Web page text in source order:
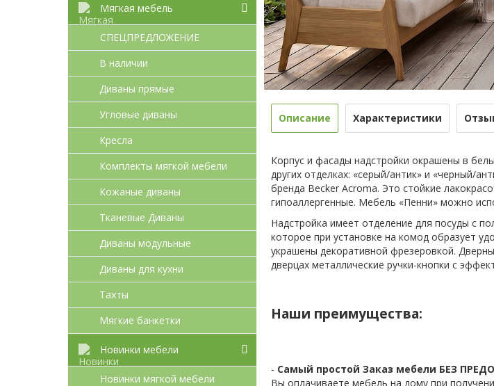
Мягкая мебель
СПЕЦПРЕДЛОЖЕНИЕ
В наличии
Диваны прямые
Угловые диваны
Кресла
Комплекты мягкой мебели
Кожаные диваны
Тканевые Диваны
Диваны модульные
Диваны для кухни
Тахты
Мягкие банкетки
Новинки мебели
Новинки мягкой мебели
Описание Характеристики
Корпус и фасады надстройки окрашены в
других отделках: «серый/антик» и «черный/
бренда Becker Acroma. Это стойкие
гипоаллергенные. Мебель «Пенни» можно
Надстройка имеет отделение для посуды с
которое при установке на комод образует
украшены декоративной фрезеровкой.
дверцах металлические ручки-кнопки с
Наши преимущества:
- Самый простой Заказ мебели БЕЗ
Вы оплачиваете мебель на дому при